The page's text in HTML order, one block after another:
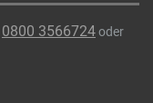
0800 3566724oder